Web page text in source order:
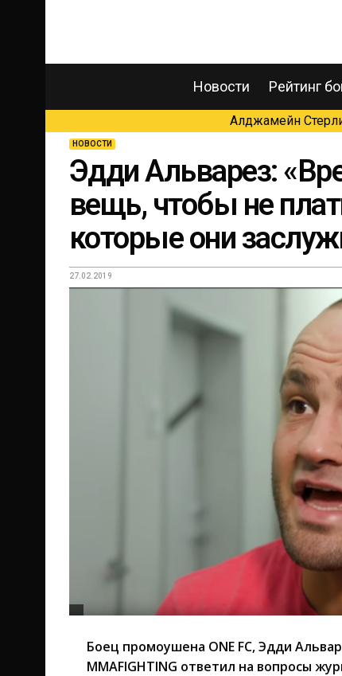
Новости Рейтинг
Алджамейн
НОВОСТИ
Эдди Альварез:
вещь, чтобы не
которые они
27.02.2019
Боец промоушена ONE FC, Эдди
MMAFIGHTING ответил на вопросы